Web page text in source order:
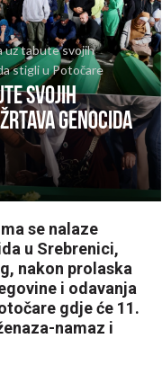
uz tabute svojih
stigli u Potočare
svojih
genocida
se nalaze
u Srebrenici,
nakon prolaska
i odavanja
gdje će 11.
namaz i